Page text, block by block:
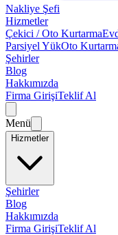
Nakliye Şefi
Hizmetler
Çekici / Oto Kurtarma
Parsiyel YükOto
Şehirler
Blog
Hakkımızda
Firma GirişiTeklif Al
Menü
Hizmetler
Şehirler
Blog
Hakkımızda
Firma GirişiTeklif Al